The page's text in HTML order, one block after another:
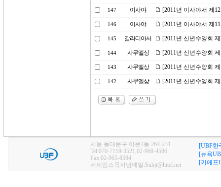
147 이사야 [2011년 이사야서 제
146 이사야 [2011년 이사야서 제
145 갈라디아서 [2011년 신년수양회
144 사무엘상 [2011년 신년수양회
143 사무엘상 [2011년 신년수양회
142 사무엘상 [2011년 신년수양회
서울 동대문구 이문2동 264-231
Tel:070-7119-3521,02-968-4586
Fax:02-965-8594
서제임스목자님메일:Suhjt@hitel.net
[UBF한
[뉴욕
[키에프